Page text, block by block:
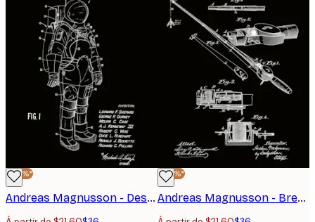
-40%*
Andreas Magnusson - Dessin de brevet d'astronaute Affiche
-40%*
Andreas Magnusson - Brevet Vintage Matériel de Pêche Affiche